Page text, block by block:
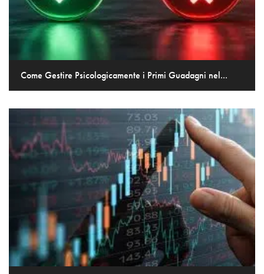
Come Gestire Psicologicamente i Primi Guadagni nel...